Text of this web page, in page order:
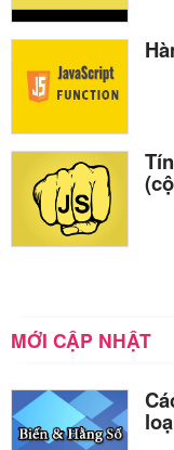
MỚI CẬP NHẬT